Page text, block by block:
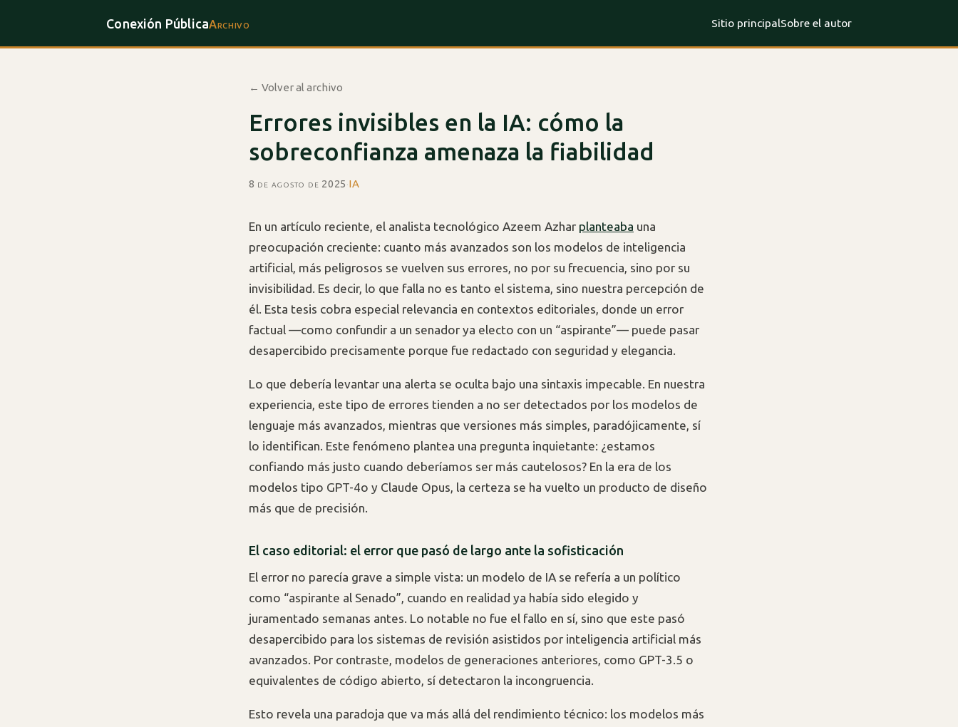
Conexión PúblicaArchivo Sitio principalSobre el autor
← Volver al archivo
Errores invisibles en la IA: cómo la
sobreconfianza amenaza la fiabilidad
8 de agosto de 2025·IA
En un artículo reciente, el analista tecnológico Azeem Azhar planteaba una
preocupación creciente: cuanto más avanzados son los modelos de inteligencia
artificial, más peligrosos se vuelven sus errores, no por su frecuencia, sino por su
invisibilidad. Es decir, lo que falla no es tanto el sistema, sino nuestra percepción de
él. Esta tesis cobra especial relevancia en contextos editoriales, donde un error
factual —como confundir a un senador ya electo con un “aspirante”— puede pasar
desapercibido precisamente porque fue redactado con seguridad y elegancia.
Lo que debería levantar una alerta se oculta bajo una sintaxis impecable. En nuestra
experiencia, este tipo de errores tienden a no ser detectados por los modelos de
lenguaje más avanzados, mientras que versiones más simples, paradójicamente, sí
lo identifican. Este fenómeno plantea una pregunta inquietante: ¿estamos
confiando más justo cuando deberíamos ser más cautelosos? En la era de los
modelos tipo GPT-4o y Claude Opus, la certeza se ha vuelto un producto de diseño
más que de precisión.
El caso editorial: el error que pasó de largo ante la sofisticación
El error no parecía grave a simple vista: un modelo de IA se refería a un político
como “aspirante al Senado”, cuando en realidad ya había sido elegido y
juramentado semanas antes. Lo notable no fue el fallo en sí, sino que este pasó
desapercibido para los sistemas de revisión asistidos por inteligencia artificial más
avanzados. Por contraste, modelos de generaciones anteriores, como GPT-3.5 o
equivalentes de código abierto, sí detectaron la incongruencia.
Esto revela una paradoja que va más allá del rendimiento técnico: los modelos más